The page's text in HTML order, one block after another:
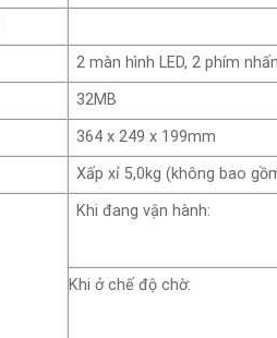
2 màn hình LED, 2 phím
32MB
364 x 249 x 199mm
Xấp xỉ 5,0kg (không bao
Khi đang vận hành:
Khi ở chế độ chờ: